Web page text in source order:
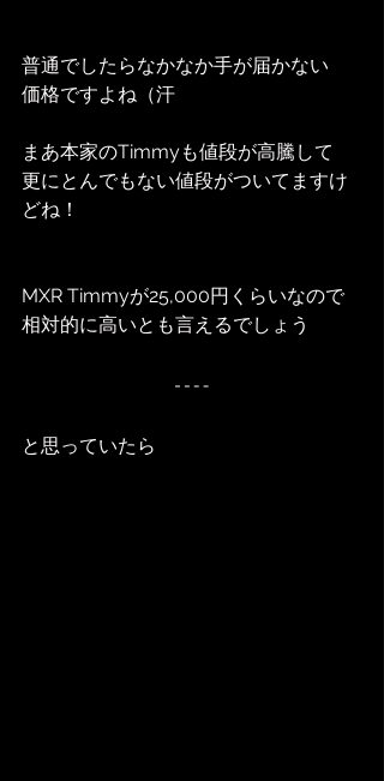
普通でしたらなかなか手が届かない
価格ですよね（汗
まあ本家のTimmyも値段が高騰して
更にとんでもない値段がついてますけ
どね！
MXR Timmyが25,000円くらいなので
相対的に高いとも言えるでしょう
と思っていたら